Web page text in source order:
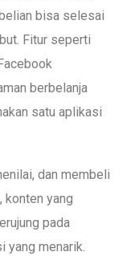
bisa selesai
Fitur seperti
berbelanja
satu aplikasi
dan membeli
konten yang
pada
yang menarik.